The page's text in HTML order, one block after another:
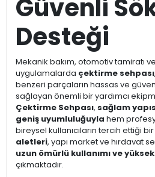
Güvenli
Desteği
Mekanik bakım, otomotiv tamiratı
uygulamalarda çektirme sehpası
benzeri parçaların hassas ve
sağlayan önemli bir yardımcı
Çektirme Sehpası, sağlam
geniş uyumluluğuyla hem
bireysel kullanıcıların tercih ettiği
aletleri, yapı market ve hırdavat
uzun ömürlü kullanımı ve
çıkmaktadır.